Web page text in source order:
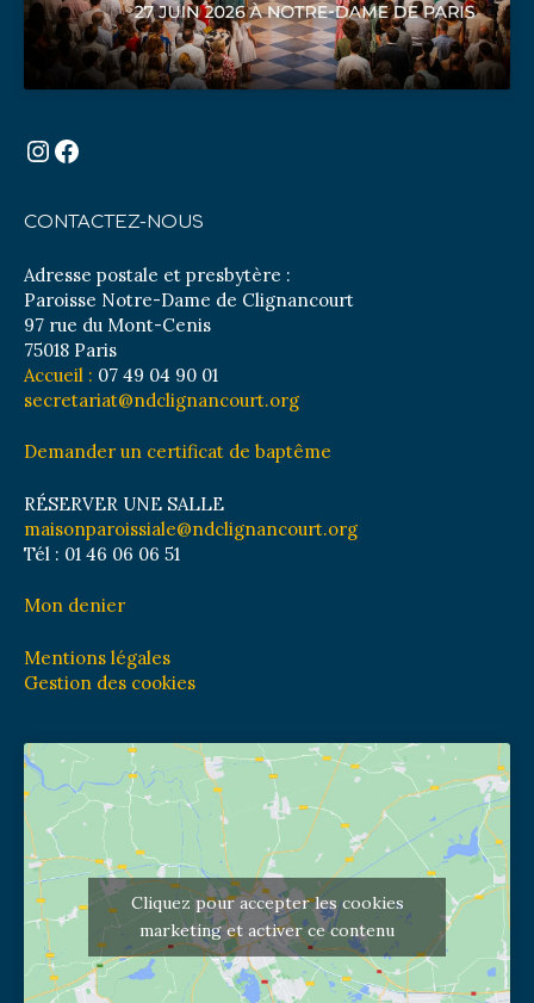
Instagram
Facebook
CONTACTEZ-NOUS
Adresse postale et presbytère :
Paroisse Notre-Dame de Clignancourt
97 rue du Mont-Cenis
75018 Paris
Accueil : 07 49 04 90 01
secretariat@ndclignancourt.org
Demander un certificat de baptême
RÉSERVER UNE SALLE
maisonparoissiale@ndclignancourt.org
Tél : 01 46 06 06 51
Mon denier
Mentions légales
Gestion des cookies
Cliquez pour accepter les cookies
marketing et activer ce contenu